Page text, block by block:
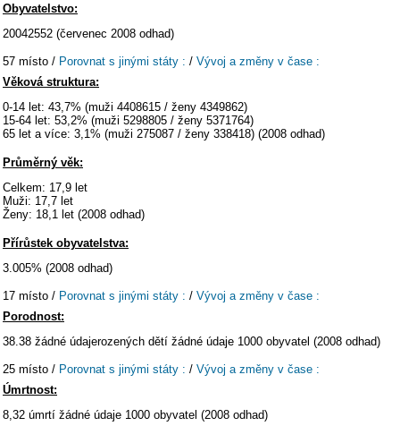
Obyvatelstvo:
20042552 (červenec 2008 odhad)
57 místo / Porovnat s jinými státy : / Vývoj a změny v čase :
Věková struktura:
0-14 let: 43,7% (muži 4408615 / ženy 4349862)
15-64 let: 53,2% (muži 5298805 / ženy 5371764)
65 let a více: 3,1% (muži 275087 / ženy 338418) (2008 odhad)
Průměrný věk:
Celkem: 17,9 let
Muži: 17,7 let
Ženy: 18,1 let (2008 odhad)
Přírůstek obyvatelstva:
3.005% (2008 odhad)
17 místo / Porovnat s jinými státy : / Vývoj a změny v čase :
Porodnost:
38.38 žádné údajerozených dětí žádné údaje 1000 obyvatel (2008 odhad)
25 místo / Porovnat s jinými státy : / Vývoj a změny v čase :
Úmrtnost:
8,32 úmrtí žádné údaje 1000 obyvatel (2008 odhad)